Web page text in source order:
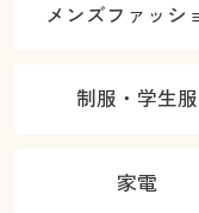
メンズファッシ
制服・学生服
家電